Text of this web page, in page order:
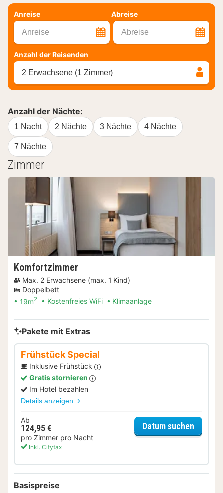
Anreise Abreise
Anreise Abreise
Anzahl der Reisenden
2 Erwachsene (1 Zimmer)
Anzahl der Nächte:
1 Nacht 2 Nächte 3 Nächte 4 Nächte
7 Nächte
Zimmer
Komfortzimmer
Max. 2 Erwachsene (max. 1 Kind)
Doppelbett
19m2 Kostenfreies WiFi Klimaanlage
Pakete mit Extras
Frühstück Special
Inklusive Frühstück
Gratis stornieren
Im Hotel bezahlen
Details anzeigen
Ab
124,95 €
pro Zimmer pro Nacht
Inkl. Citytax
Datum suchen
Basispreise